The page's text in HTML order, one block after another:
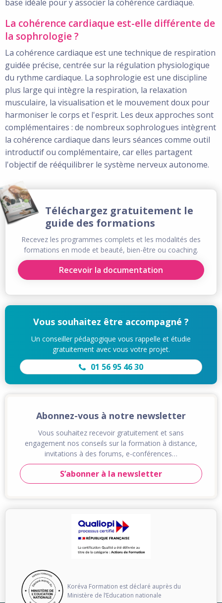
base idéale pour y associer la cohérence cardiaque.
La cohérence cardiaque est-elle différente de
la sophrologie ?
La cohérence cardiaque est une technique de respiration
guidée précise, centrée sur la régulation physiologique
du rythme cardiaque. La sophrologie est une discipline
plus large qui intègre la respiration, la relaxation
musculaire, la visualisation et le mouvement doux pour
harmoniser le corps et l'esprit. Les deux approches sont
complémentaires : de nombreux sophrologues intègrent
la cohérence cardiaque dans leurs séances comme outil
introductif ou complémentaire, car elles partagent
l'objectif de rééquilibrer le système nerveux autonome.
Téléchargez gratuitement le
guide des formations
Recevez les programmes complets et les modalités des
formations en mode et beauté, bien-être ou coaching.
Recevoir la documentation
Vous souhaitez être accompagné ?
Un conseiller pédagogique vous rappelle et étudie
gratuitement avec vous votre projet.
01 56 95 46 30
Abonnez-vous à notre newsletter
Vous souhaitez recevoir gratuitement et sans
engagement nos conseils sur la formation à distance,
invitations à des forums, e-conférences…
S’abonner à la newsletter
Koréva Formation est déclaré auprès du
Ministère de l’Education nationale